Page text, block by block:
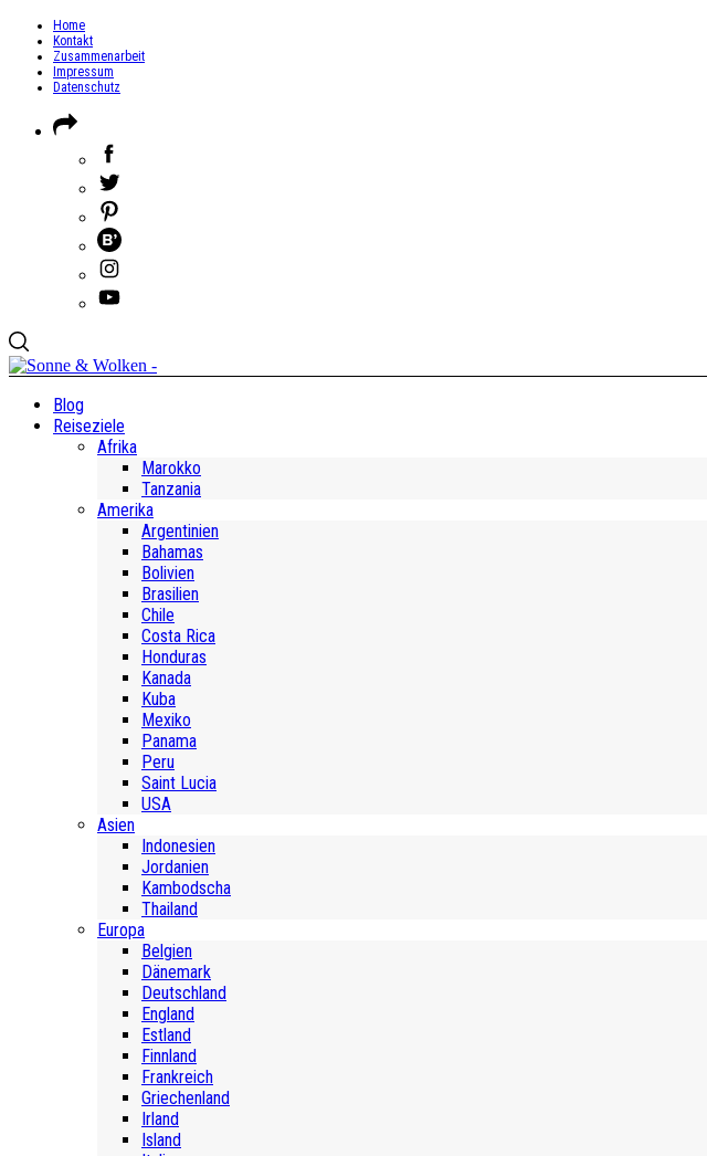
Home
Kontakt
Zusammenarbeit
Impressum
Datenschutz
Blog
Reiseziele
Afrika
Marokko
Tanzania
Amerika
Argentinien
Bahamas
Bolivien
Brasilien
Chile
Costa Rica
Honduras
Kanada
Kuba
Mexiko
Panama
Peru
Saint Lucia
USA
Asien
Indonesien
Jordanien
Kambodscha
Thailand
Europa
Belgien
Dänemark
Deutschland
England
Estland
Finnland
Frankreich
Griechenland
Irland
Island